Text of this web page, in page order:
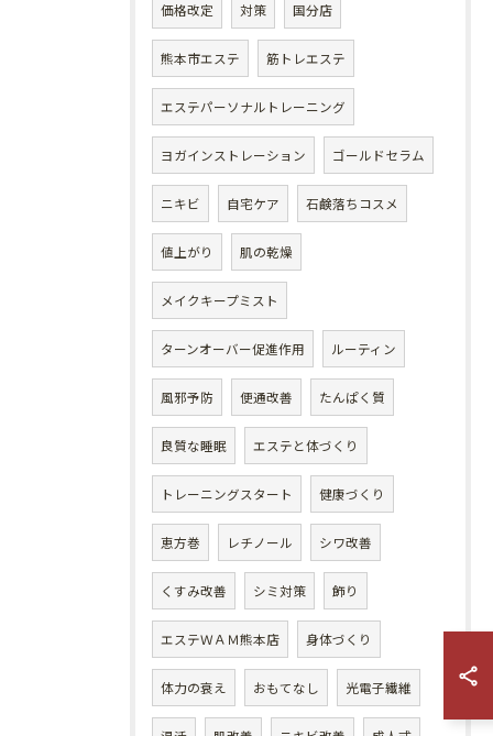
価格改定 対策 国分店
熊本市エステ 筋トレエステ
エステパーソナルトレーニング
ヨガインストレーション ゴールドセラム
ニキビ 自宅ケア 石鹸落ちコスメ
値上がり 肌の乾燥
メイクキープミスト
ターンオーバー促進作用 ルーティン
風邪予防 便通改善 たんぱく質
良質な睡眠 エステと体づくり
トレーニングスタート 健康づくり
恵方巻 レチノール シワ改善
くすみ改善 シミ対策 飾り
エステＷＡＭ熊本店 身体づくり
体力の衰え おもてなし 光電子繊維